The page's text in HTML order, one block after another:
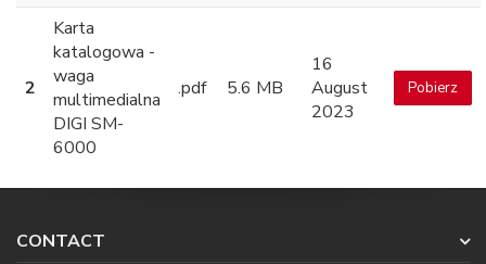
2
Karta
katalogowa -
waga
multimedialna
DIGI SM-
6000
.pdf 5.6 MB
16
August
2023
Pobierz
CONTACT